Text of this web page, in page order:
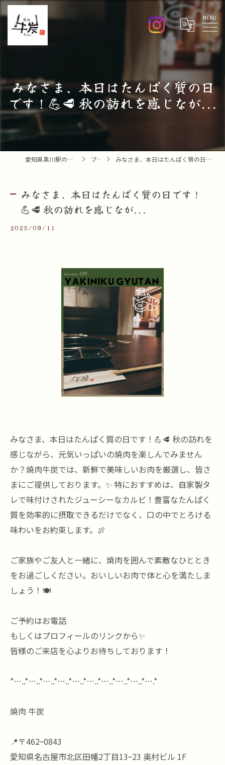
Menu
みなさま、本日はたんぱく質の日
です！💪🥩 秋の訪れを感じなが...
愛知県黒川駅の焼肉なら焼肉 牛炭 ブログ みなさま、本日はたんぱく質の日です！💪🥩 秋の訪れを感じなが...
みなさま、本日はたんぱく質の日です！
💪🥩 秋の訪れを感じなが...
2025/09/11
みなさま、本日はたんぱく質の日です！💪🥩 秋の訪れを
感じながら、元気いっぱいの焼肉を楽しんでみません
か？焼肉牛炭では、新鮮で美味しいお肉を厳選し、皆さ
まにご提供しております。✨ 特におすすめは、自家製タ
レで味付けされたジューシーなカルビ！豊富なたんぱく
質を効率的に摂取できるだけでなく、口の中でとろける
味わいをお約束します。🍖
ご家族やご友人と一緒に、焼肉を囲んで素敵なひととき
をお過ごしください。おいしいお肉で体と心を満たしま
しょう！🍽️
ご予約はお電話
もしくはプロフィールのリンクから✨
皆様のご来店を心よりお待ちしております！
*…..*…..*…..*…..*…..*…..*…..*…..*…..*….*
焼肉 牛炭
📍〒462ｰ0843
愛知県名古屋市北区田幡2丁目13ｰ23 奥村ビル 1F